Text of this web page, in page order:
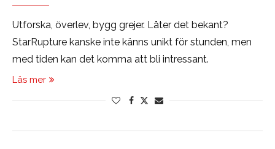
Utforska, överlev, bygg grejer. Låter det bekant?
StarRupture kanske inte känns unikt för stunden, men
med tiden kan det komma att bli intressant.
Läs mer